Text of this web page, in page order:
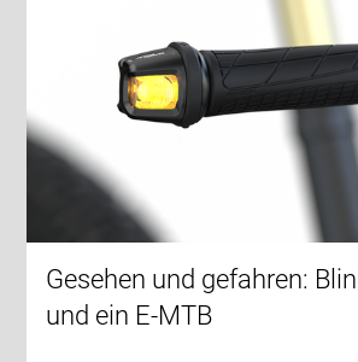
Gesehen und gefahren:
und ein E-MTB